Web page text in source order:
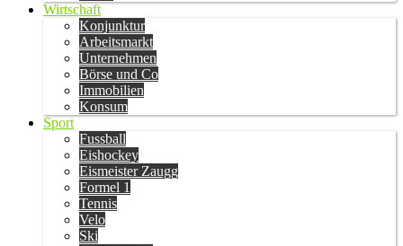
Wirtschaft
Konjunktur
Arbeitsmarkt
Unternehmen
Börse und Co
Immobilien
Konsum
Sport
Fussball
Eishockey
Eismeister Zaugg
Formel 1
Tennis
Velo
Ski